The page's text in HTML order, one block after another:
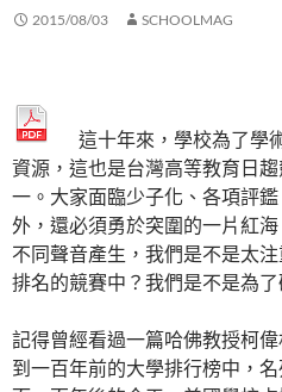
2015/08/03 SCHOOLMAG
這十年來，學校為了學
資源，這也是台灣高等教育日
一。大家面臨少子化、各項評
外，還必須勇於突圍的一片紅
不同聲音產生，我們是不是太
排名的競賽中？我們是不是為
記得曾經看過一篇哈佛教授柯
到一百年前的大學排行榜中，